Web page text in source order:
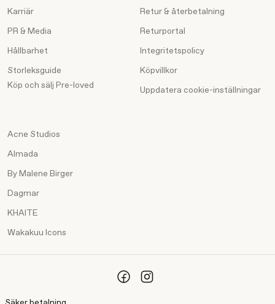
Karriär
PR & Media
Hållbarhet
Storleksguide
Köp och sälj Pre-loved
Retur & återbetalning
Returportal
Integritetspolicy
Köpvillkor
Uppdatera cookie-inställningar
Acne Studios
Almada
By Malene Birger
Dagmar
KHAITE
Wakakuu Icons